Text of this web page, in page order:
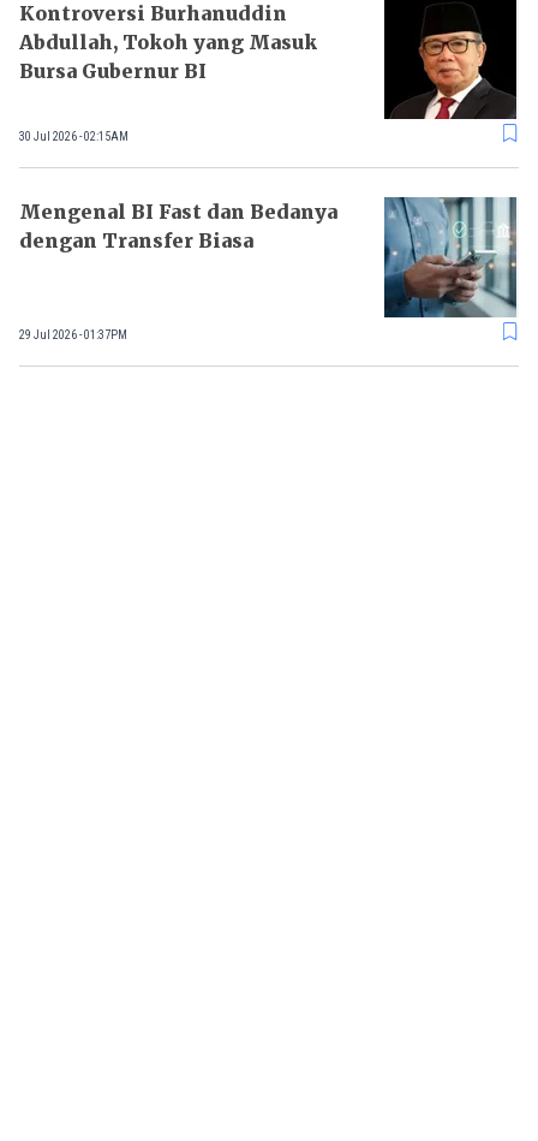
Kontroversi Burhanuddin
Abdullah, Tokoh yang Masuk
Bursa Gubernur BI
30 Jul 2026 - 02:15AM
Mengenal BI Fast dan Bedanya
dengan Transfer Biasa
29 Jul 2026 - 01:37PM